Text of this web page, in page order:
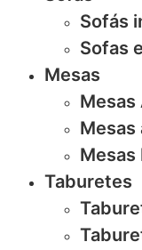
Sofás
Sofas
Mesas
Mesas
Mesas
Taburetes